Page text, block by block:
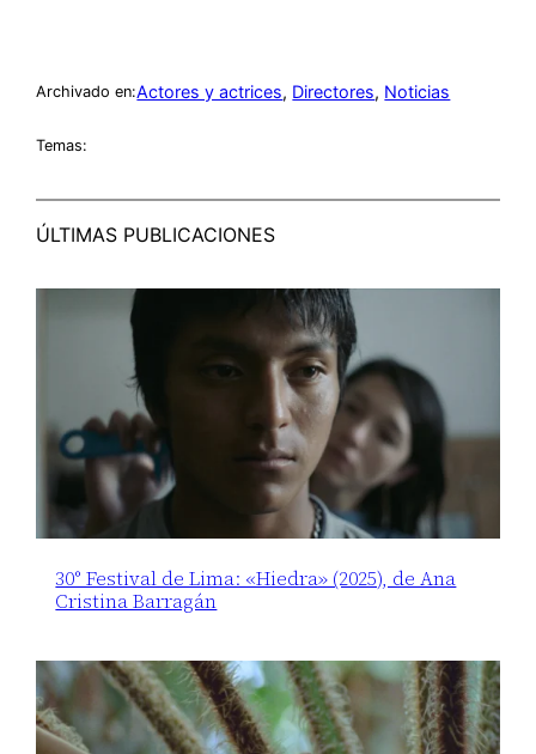
Archivado en:Actores y actrices, Directores, Noticias
Temas:
ÚLTIMAS PUBLICACIONES
30° Festival de Lima: «Hiedra» (2025), de Ana
Cristina Barragán